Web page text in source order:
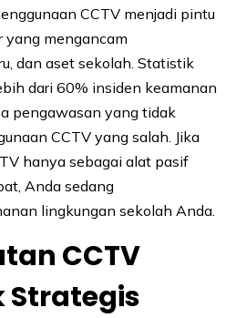
CCTV menjadi pintu
yang mengancam
dan aset sekolah. Statistik
dari 60% insiden keamanan
pengawasan yang tidak
CCTV yang salah. Jika
hanya sebagai alat pasif
Anda sedang
lingkungan sekolah Anda.
CCTV
Strategis